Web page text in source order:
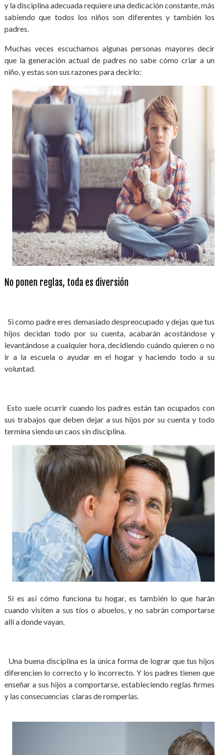
y la disciplina adecuada requiere una dedicación constante, más
sabiendo que todos los niños son diferentes y también los
padres.
Muchas veces escuchamos algunas personas mayores decir
que la generación actual de padres no sabe cómo criar a un
niño, y estas son sus razones para decirlo:
No ponen reglas, toda es diversión
Si como padre eres demasiado despreocupado y dejas que tus
hijos decidan todo por su cuenta, acabarán acostándose y
levantándose a cualquier hora, decidiendo cuándo quieren o no
ir a la escuela o ayudar en el hogar y haciendo todo a su
voluntad.
Esto suele ocurrir cuando los padres están tan ocupados con
sus trabajos que deben dejar a sus hijos por su cuenta y todo
termina siendo un caos sin disciplina.
Si es así cómo funciona tu hogar, es también lo que harán
cuando visiten a sus tíos o abuelos, y no sabrán comportarse
allí a donde vayan.
Una buena disciplina es la única forma de lograr que tus hijos
diferencien lo correcto y lo incorrecto. Y los padres tienen que
enseñar a sus hijos a comportarse, estableciendo reglas firmes
y las consecuencias claras de romperlas.